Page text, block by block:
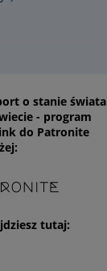
o stanie świata
- program
do Patronite
tutaj: